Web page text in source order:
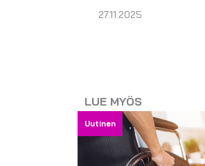
27.11.2025
LUE MYÖS
Uutinen